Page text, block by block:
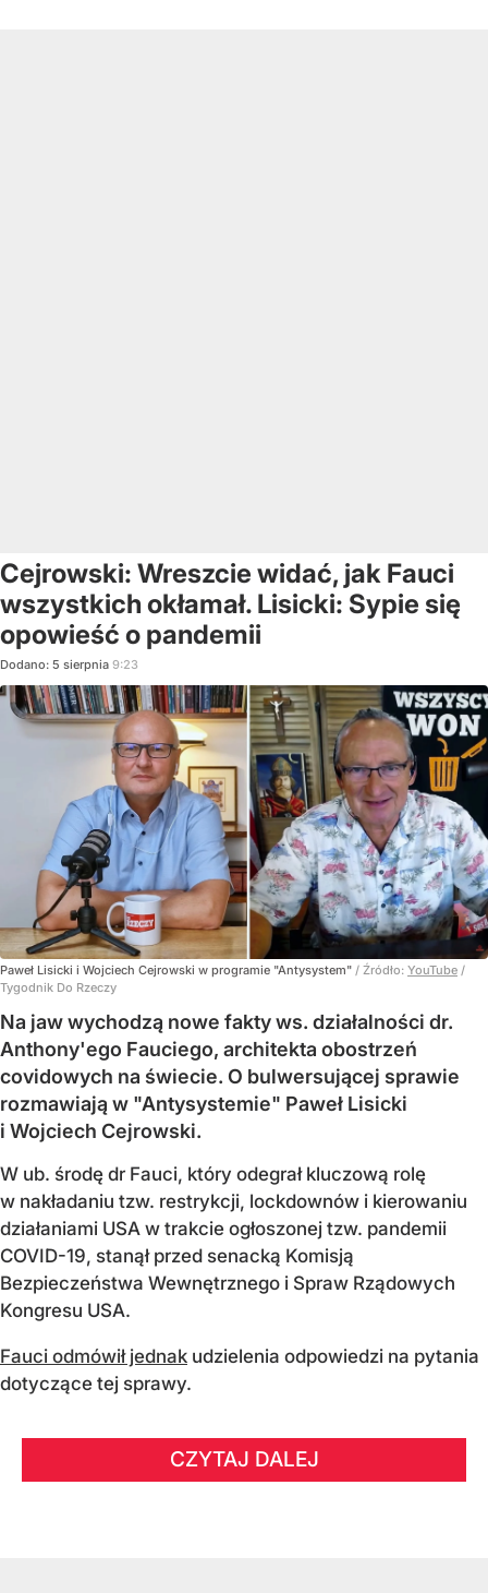
Cejrowski: Wreszcie widać, jak Fauci
wszystkich okłamał. Lisicki: Sypie się
opowieść o pandemii
Dodano: 5 sierpnia 9:23
Paweł Lisicki i Wojciech Cejrowski w programie "Antysystem" / Źródło: YouTube /
Tygodnik Do Rzeczy
Na jaw wychodzą nowe fakty ws. działalności dr.
Anthony'ego Fauciego, architekta obostrzeń
covidowych na świecie. O bulwersującej sprawie
rozmawiają w "Antysystemie" Paweł Lisicki
i Wojciech Cejrowski.
W ub. środę dr Fauci, który odegrał kluczową rolę
w nakładaniu tzw. restrykcji, lockdownów i kierowaniu
działaniami USA w trakcie ogłoszonej tzw. pandemii
COVID-19, stanął przed senacką Komisją
Bezpieczeństwa Wewnętrznego i Spraw Rządowych
Kongresu USA.
Fauci odmówił jednak udzielenia odpowiedzi na pytania
dotyczące tej sprawy.
CZYTAJ DALEJ